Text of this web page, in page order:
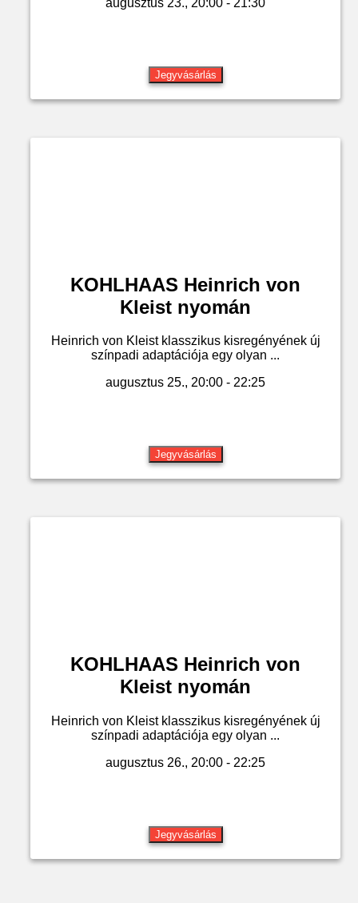
Jegyvásárlás
KOHLHAAS Heinrich von
Kleist nyomán
Heinrich von Kleist klasszikus kisregényének új
színpadi adaptációja egy olyan ...
augusztus 25., 20:00 - 22:25
Jegyvásárlás
KOHLHAAS Heinrich von
Kleist nyomán
Heinrich von Kleist klasszikus kisregényének új
színpadi adaptációja egy olyan ...
augusztus 26., 20:00 - 22:25
Jegyvásárlás